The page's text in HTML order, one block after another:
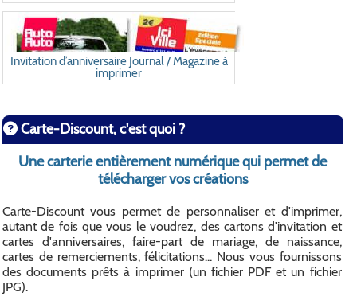
Invitation d’anniversaire Journal / Magazine à
imprimer
Carte-Discount, c'est quoi ?
Une carterie entièrement numérique qui permet de
télécharger vos créations
Carte-Discount vous permet de personnaliser et d'imprimer,
autant de fois que vous le voudrez, des cartons d'invitation et
cartes d'anniversaires, faire-part de mariage, de naissance,
cartes de remerciements, félicitations... Nous vous fournissons
des documents prêts à imprimer (un fichier PDF et un fichier
JPG).